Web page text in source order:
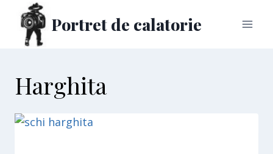
content
Portret de calatorie
Harghita